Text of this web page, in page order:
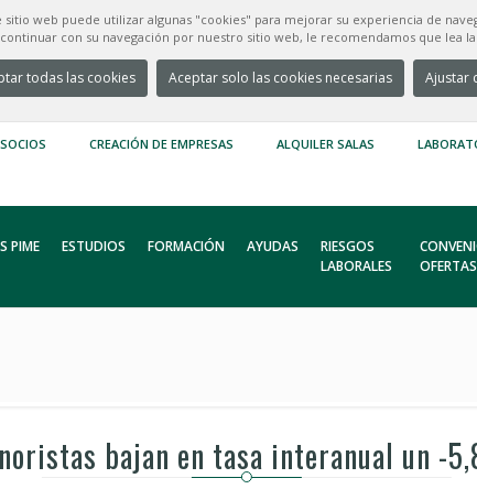
sitio web puede utilizar algunas "cookies" para mejorar su experiencia de
con su navegación por nuestro sitio web, le recomendamos que lea la
todas las cookies Aceptar solo las cookies necesarias Ajustar
CREACIÓN DE EMPRESAS ALQUILER SALAS
PIME ESTUDIOS FORMACIÓN AYUDAS
RIESGOS
LABORALES
OFERTAS
bajan en tasa interanual un -